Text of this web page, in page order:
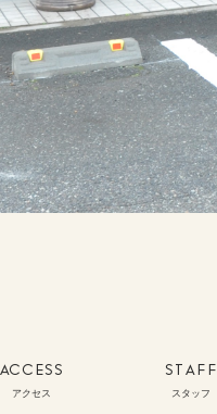
ACCESS
アクセス
STAFF
スタッフ